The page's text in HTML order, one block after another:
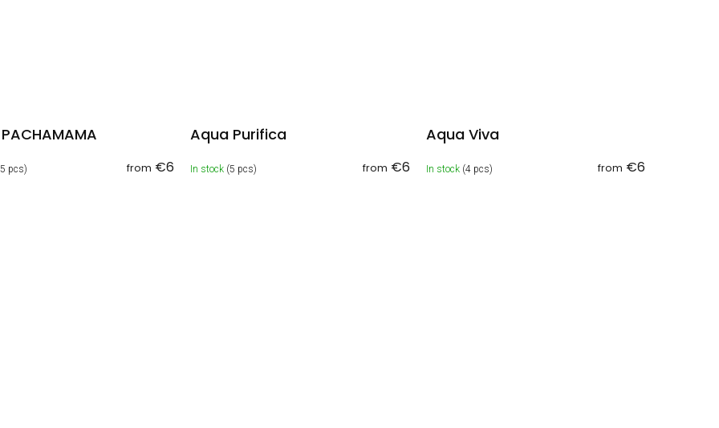
pcs) from €6
Aqua Purifica
In stock (5 pcs) from €6
Aqua Viva
In stock (4 pcs) from €6